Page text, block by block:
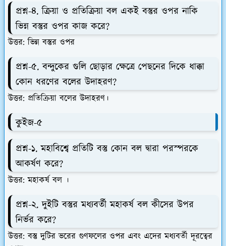
প্রশ্ন-৪. ক্রিয়া ও প্রতিক্রিয়া বল একই বস্তুর ওপর নাকি
ভিন্ন বস্তুর ওপর কাজ করে?
উত্তর: ভিন্ন বস্তুর ওপর
প্রশ্ন-৫. বন্দুকের গুলি ছোড়ার ক্ষেত্রে পেছনের দিকে ধাক্কা
কোন ধরণের বলের উদাহরণ?
উত্তর: প্রতিক্রিয়া বলের উদাহরণ।
কুইজ-৫
প্রশ্ন-১. মহাবিশ্বে প্রতিটি বস্তু কোন বল দ্বারা পরস্পরকে
আকর্ষণ করে?
উত্তর: মহাকর্ষ বল ।
প্রশ্ন-২. দুইটি বস্তুর মধ্যবর্তী মহাকর্ষ বল কীসের উপর
নির্ভর করে?
উত্তর: বস্তু দুটির ভরের গুণফলের ওপর এবং এদের মধ্যবর্তী দূরত্বের